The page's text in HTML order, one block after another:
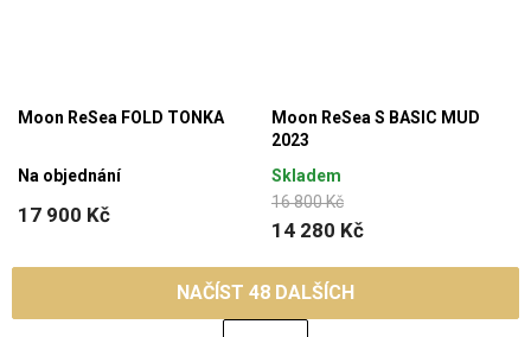
Moon ReSea FOLD TONKA
17 900 Kč
Na objednání
Moon ReSea S BASIC MUD
2023
16 800 Kč
14 280 Kč
Skladem
NAČÍST 48 DALŠÍCH